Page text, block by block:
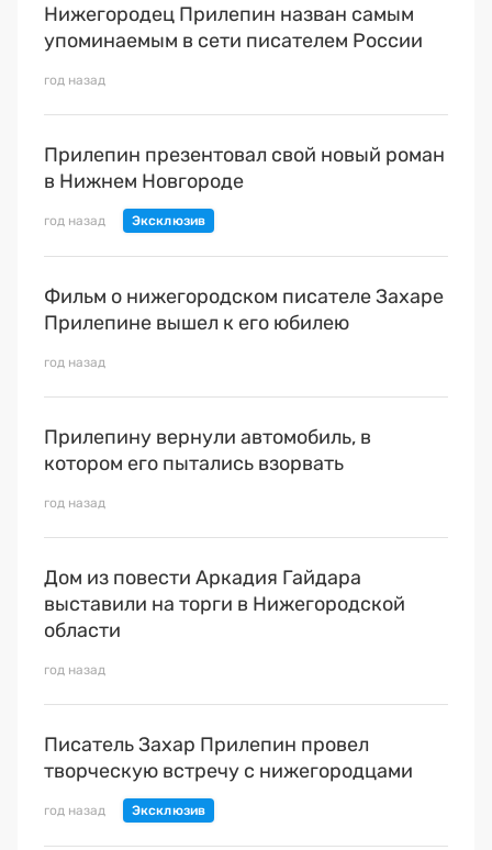
Нижегородец Прилепин назван самым
упоминаемым в сети писателем России
год назад
Прилепин презентовал свой новый роман
в Нижнем Новгороде
год назад
Фильм о нижегородском писателе Захаре
Прилепине вышел к его юбилею
год назад
Прилепину вернули автомобиль, в
котором его пытались взорвать
год назад
Дом из повести Аркадия Гайдара
выставили на торги в Нижегородской
области
год назад
Писатель Захар Прилепин провел
творческую встречу с нижегородцами
год назад